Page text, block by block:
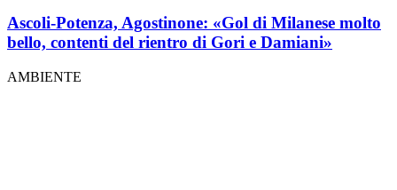
Ascoli-Potenza, Agostinone: «Gol di Milanese molto
bello, contenti del rientro di Gori e Damiani»
AMBIENTE